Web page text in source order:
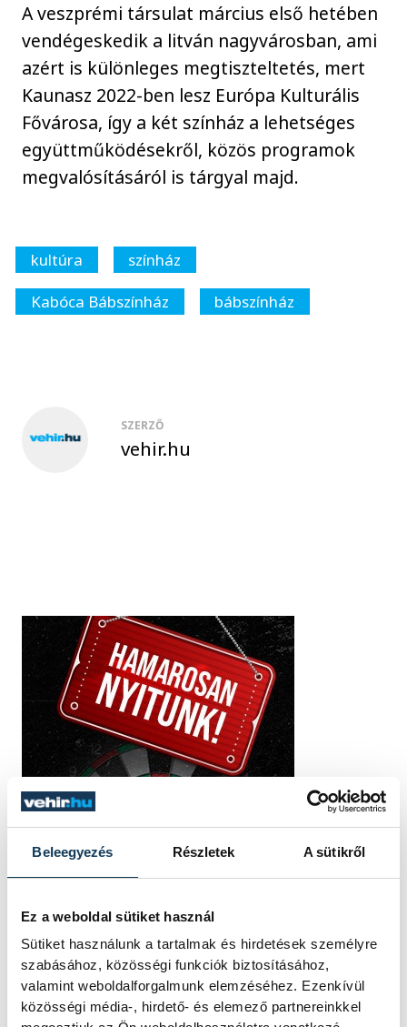
Beleegyezés Részletek A sütikről
Ez a weboldal sütiket használ
Sütiket használunk a tartalmak és hirdetések személyre
szabásához, közösségi funkciók biztosításához,
valamint weboldalforgalmunk elemzéséhez. Ezenkívül
közösségi média-, hirdető- és elemező partnereinkkel
A veszprémi társulat március első hetében
vendégeskedik a litván nagyvárosban, ami
azért is különleges megtiszteltetés, mert
Kaunasz 2022-ben lesz Európa Kulturális
Fővárosa, így a két színház a lehetséges
együttműködésekről, közös programok
megvalósításáról is tárgyal majd.
kultúra
színház
Kabóca Bábszínház
bábszínház
SZERZŐ
vehir.hu